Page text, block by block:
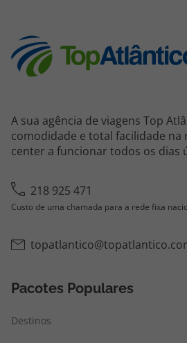
A sua agência de viagens Top
comodidade e total facilidade na
center a funcionar todos os dias
218 925 471
Custo de uma chamada para a rede fixa
Pacotes Populares
Destinos